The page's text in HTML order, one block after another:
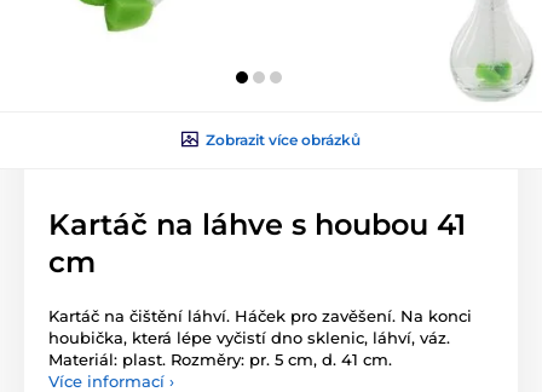
Zobrazit více obrázků
Kartáč na láhve s houbou 41
cm
Kartáč na čištění láhví. Háček pro zavěšení. Na konci
houbička, která lépe vyčistí dno sklenic, láhví, váz.
Materiál: plast. Rozměry: pr. 5 cm, d. 41 cm.
Více informací ›